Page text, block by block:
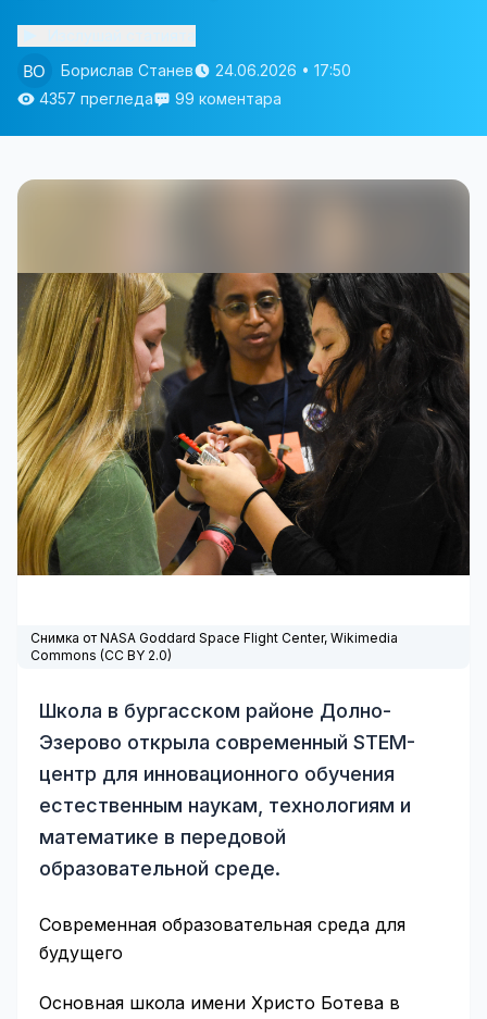
Борислав Станев
24.06.2026 • 17:50
4357 прегледа
99 коментара
Снимка от NASA Goddard Space Flight Center, Wikimedia
Commons (CC BY 2.0)
Школа в бургасском районе Долно-
Эзерово открыла современный STEM-
центр для инновационного обучения
естественным наукам, технологиям и
математике в передовой
образовательной среде.
Современная образовательная среда для
будущего
Основная школа имени Христо Ботева в